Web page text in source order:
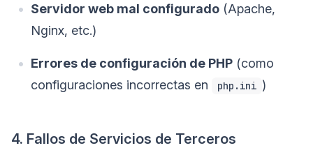
Servidor web mal configurado (Apache,
Nginx, etc.)
Errores de configuración de PHP (como
configuraciones incorrectas en
php.ini )
4. Fallos de Servicios de Terceros